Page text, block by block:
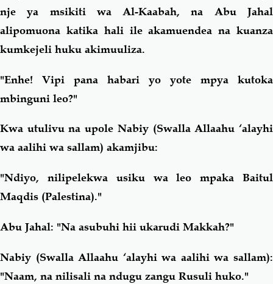
nje ya msikiti wa Al-Kaabah, na Abu Jahal
alipomuona katika hali ile akamuendea na kuanza
kumkejeli huku akimuuliza.
"Enhe! Vipi pana habari yo yote mpya kutoka
mbinguni leo?"
Kwa utulivu na upole Nabiy (Swalla Allaahu ‘alayhi
wa aalihi wa sallam) akamjibu:
"Ndiyo, nilipelekwa usiku wa leo mpaka Baitul
Maqdis (Palestina)."
Abu Jahal: "Na asubuhi hii ukarudi Makkah?"
Nabiy (Swalla Allaahu ‘alayhi wa aalihi wa sallam):
"Naam, na nilisali na ndugu zangu Rusuli huko."